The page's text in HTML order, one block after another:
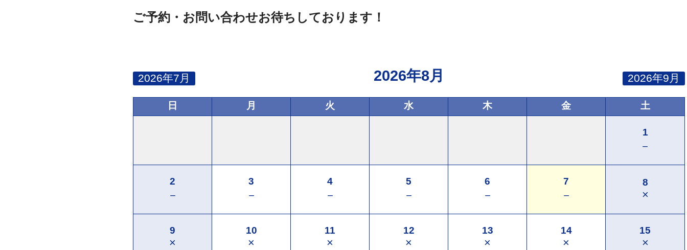
安心の施工ブース完備！
Keeperコーティングは当店へお任せください！
ご予約・お問い合わせお待ちしております！
2026年8月
日 月 火 水 木 金 土
1
－
2
－
3
－
4
－
5
－
6
－
7
－
8
×
9
×
10
×
11
×
12
×
13
×
14
×
15
×
2026年7月 2026年9月